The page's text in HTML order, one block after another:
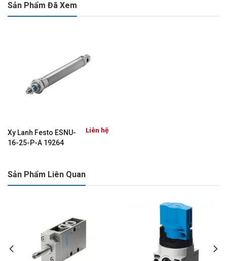
Sản Phẩm Đã Xem
Xy Lanh Festo ESNU-
16-25-P-A 19264
Liên hệ
Sản Phẩm Liên Quan